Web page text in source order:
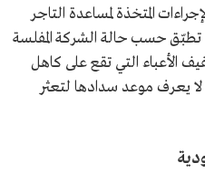
المتخذة لمساعدة التاجر
حسب حالة الشركة المفلسة
الأعباء التي تقع على كاهل
لا يعرف موعد سدادها لتعثر